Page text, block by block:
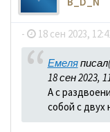
- 18 сен 2023,
Емеля
18 сен 2023,
А с
собой с двух